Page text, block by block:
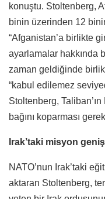
konuştu. Stoltenberg,
binin üzerinden 12
“Afganistan’a birlikte
ayarlamalar hakkında
zaman geldiğinde
“kabul edilemez
Stoltenberg,
bağını koparması
Irak’taki misyon
NATO’nun Irak’taki
aktaran Stoltenberg,